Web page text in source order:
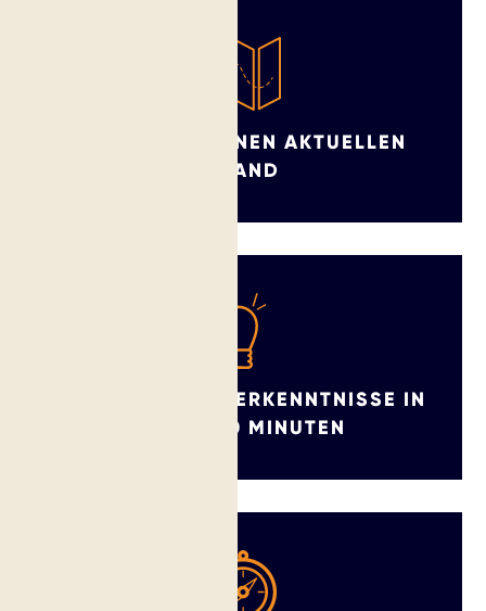
VERSTEHE DEINEN AKTUELLEN
STAND
ERHALTE ERSTE ERKENNTNISSE IN
UNTER 10 MINUTEN